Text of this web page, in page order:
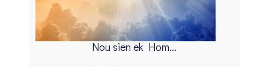
Nou sien ek Hom...